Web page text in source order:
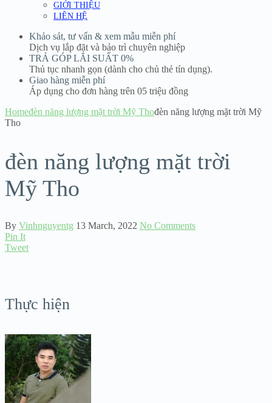
GIỚI THIỆU
LIÊN HỆ
Khảo sát, tư vấn & xem mẫu miễn phí
Dịch vụ lắp đặt và bảo trì chuyên nghiệp
TRẢ GÓP LÃI SUẤT 0%
Thủ tục nhanh gọn (dành cho chủ thẻ tín dụng).
Giao hàng miễn phí
Áp dụng cho đơn hàng trên 05 triệu đồng
Homeđèn năng lượng mặt trời Mỹ Thođèn năng lượng mặt trời Mỹ
Tho
đèn năng lượng mặt trời
Mỹ Tho
By Vinhnguyentg 13 March, 2022 No Comments
Pin It
Tweet
Thực hiện